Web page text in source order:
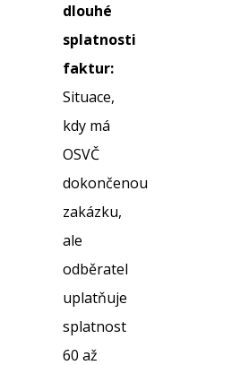
dlouhé
splatnosti
faktur:
Situace,
kdy má
OSVČ
dokončenou
zakázku,
ale
odběratel
uplatňuje
splatnost
60 až